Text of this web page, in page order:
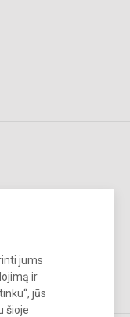
jums
ir
jūs
šioje